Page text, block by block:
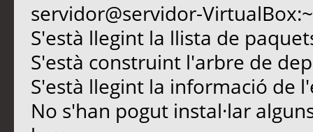
servidor@servidor-
S'està llegint la llista de
S'està construint l'arbre de
S'està llegint la informació de
No s'han pogut instal·lar